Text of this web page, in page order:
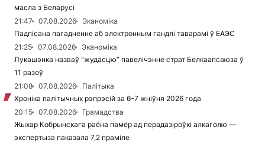
масла з Беларусі
21:47
07.08.2026
Эканоміка
Падпісана пагадненне аб электронным гандлі таварамі ў ЕАЭС
21:25
07.08.2026
Эканоміка
Лукашэнка назваў “жудасцю” павелічэнне страт Белкаапсаюза ў
11 разоў
21:08
07.08.2026
Палітыка
Хроніка палітычных рэпрэсій за 6–7 жніўня 2026 года
20:15
07.08.2026
Грамадства
Жыхар Кобрынскага раёна памёр ад перадазіроўкі алкаголю —
экспертыза паказала 7,2 праміле